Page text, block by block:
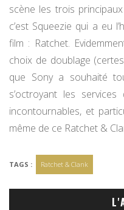
scène les trois
c’est Squeezie qui a eu
film : Ratchet.
choix de doublage
que Sony a souhaité
s’octroyant les
incontournables, et
même de ce Ratchet &
TAGS : Ratchet & Clank